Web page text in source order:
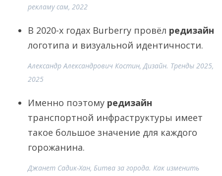
рекламу сам, 2022
В 2020-х годах Burberry провёл редизайн
логотипа и визуальной идентичности.
Александр Александрович Костин, Дизайн. Тренды 2025,
2025
Именно поэтому редизайн
транспортной инфраструктуры имеет
такое большое значение для каждого
горожанина.
Джанет Садик-Хан, Битва за города. Как изменить